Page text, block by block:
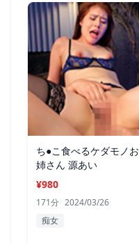
ち●こ食べるケダモノお
姉さん 源あい
¥980
171分 2024/03/26
痴女